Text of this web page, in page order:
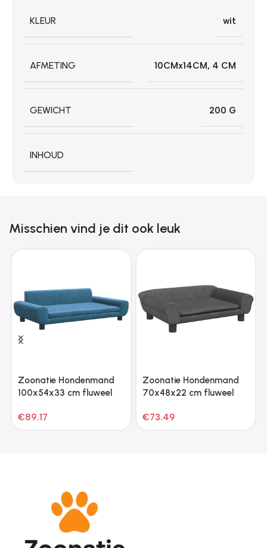
KLEUR wit
AFMETING 10CMx14CM, 4 CM
GEWICHT 200 G
INHOUD
Misschien vind je dit ook leuk
Zoonatie Hondenmand
100x54x33 cm fluweel
€89.17
Zoonatie Hondenmand
70x48x22 cm fluweel
€73.49